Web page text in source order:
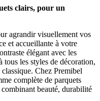
clairs, pour un
agrandir visuellement vos
et accueillante à votre
élégant avec les
tous les styles de décoration,
Chez Premibel
complète de parquets
beauté, durabilité